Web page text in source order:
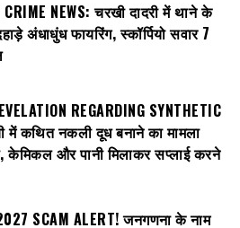
CRIME NEWS: चरखी दादरी में थाने के
अंधाधुंध फायरिंग, स्कॉर्पियो सवार 7
REGARDING SYNTHETIC
में कथित नकली दूध बनाने का मामला
केमिकल और पानी मिलाकर सप्लाई करने
SCAM ALERT! जनगणना के नाम